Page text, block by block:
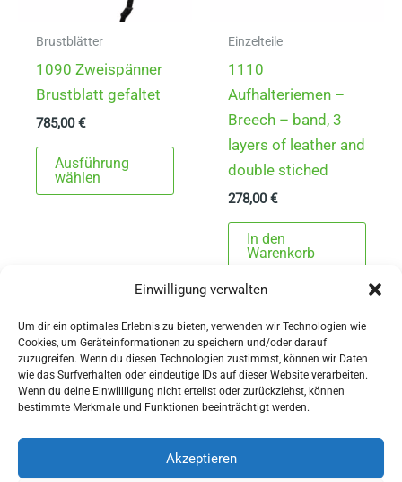
Einwilligung verwalten
Um dir ein optimales Erlebnis zu bieten, verwenden wir Technologien wie
Cookies, um Geräteinformationen zu speichern und/oder darauf
zuzugreifen. Wenn du diesen Technologien zustimmst, können wir Daten
wie das Surfverhalten oder eindeutige IDs auf dieser Website verarbeiten.
Wenn du deine Einwillligung nicht erteilst oder zurückziehst, können
bestimmte Merkmale und Funktionen beeinträchtigt werden.
Akzeptieren
Brustblätter
1090 Zweispänner
Brustblatt gefaltet
785,00€
Ausführung
wählen
Dieses
weist
mehrere
Die
Optionen
können
auf
der
gewählt
werden
Einzelteile
1110
Aufhalteriemen –
Breech – band, 3
layers of leather and
double stiched
278,00€
In den
Warenkorb
AGBs
Widerrufsbelehrung